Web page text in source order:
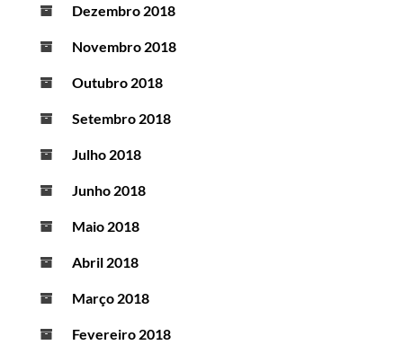
Dezembro 2018
Novembro 2018
Outubro 2018
Setembro 2018
Julho 2018
Junho 2018
Maio 2018
Abril 2018
Março 2018
Fevereiro 2018